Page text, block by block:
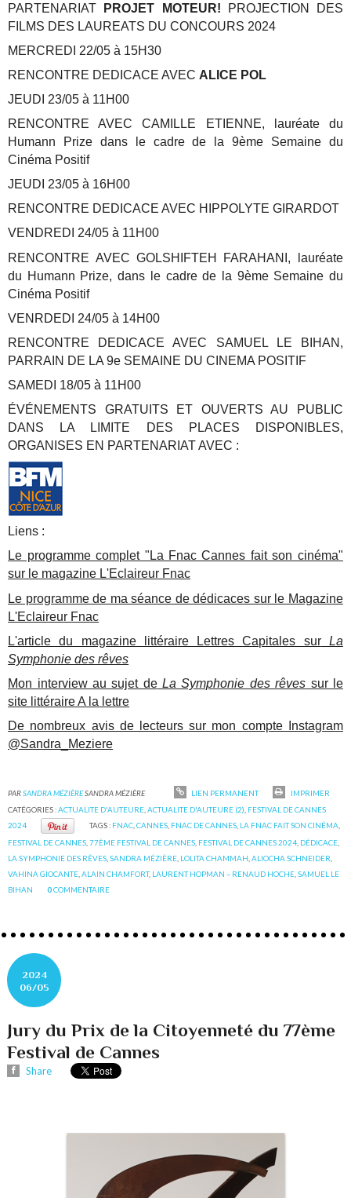
PARTENARIAT PROJET MOTEUR! PROJECTION DES
FILMS DES LAUREATS DU CONCOURS 2024
MERCREDI 22/05 à 15H30
RENCONTRE DEDICACE AVEC ALICE POL
JEUDI 23/05 à 11H00
RENCONTRE AVEC CAMILLE ETIENNE, lauréate du
Humann Prize dans le cadre de la 9ème Semaine du
Cinéma Positif
JEUDI 23/05 à 16H00
RENCONTRE DEDICACE AVEC HIPPOLYTE GIRARDOT
VENDREDI 24/05 à 11H00
RENCONTRE AVEC GOLSHIFTEH FARAHANI, lauréate
du Humann Prize, dans le cadre de la 9ème Semaine du
Cinéma Positif
VENRDEDI 24/05 à 14H00
RENCONTRE DEDICACE AVEC SAMUEL LE BIHAN,
PARRAIN DE LA 9e SEMAINE DU CINEMA POSITIF
SAMEDI 18/05 à 11H00
ÉVÉNEMENTS GRATUITS ET OUVERTS AU PUBLIC
DANS LA LIMITE DES PLACES DISPONIBLES,
ORGANISES EN PARTENARIAT AVEC :
Liens :
Le programme complet "La Fnac Cannes fait son cinéma"
sur le magazine L'Eclaireur Fnac
Le programme de ma séance de dédicaces sur le Magazine
L'Eclaireur Fnac
L'article du magazine littéraire Lettres Capitales surLa
Symphonie des rêves
Mon interview au sujet deLa Symphonie des rêves sur le
site littéraire A la lettre
De nombreux avis de lecteurs sur mon compte Instagram
@Sandra_Meziere
PARSANDRA MÉZIÈRESANDRA MÉZIÈRE LIEN PERMANENT
IMPRIMER
CATÉGORIES :ACTUALITE D'AUTEURE ,ACTUALITE D'AUTEURE (2) FESTIVAL DE CANNES
2024
TAGS : FNAC, CANNES, FNAC DE CANNES, LA FNAC FAIT SON CINÉMA
FESTIVAL DE CANNES ,77ÈME FESTIVAL DE CANNES FESTIVAL DE CANNES 2024 DÉDICACE
LA SYMPHONIE DES RÊVES ,SANDRA MÉZIÈRE LOLITA CHAMMAH ,ALIOCHA SCHNEIDER
VAHINA GIOCANTE ,ALAIN CHAMFORT, LAURENT HOPMAN – RENAUD HOCHE ,SAMUEL LE
BIHAN
0COMMENTAIRE
2024
06/05
Jury du Prix de la Citoyenneté du 77ème
Festival de Cannes
Share